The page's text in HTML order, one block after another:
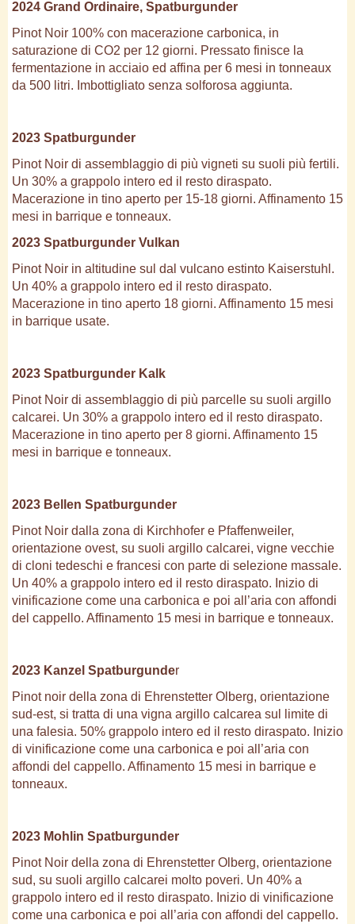
2024 Grand Ordinaire, Spatburgunder
Pinot Noir 100% con macerazione carbonica, in
saturazione di CO2 per 12 giorni. Pressato finisce la
fermentazione in acciaio ed affina per 6 mesi in tonneaux
da 500 litri. Imbottigliato senza solforosa aggiunta.
2023 Spatburgunder
Pinot Noir di assemblaggio di più vigneti su suoli più fertili.
Un 30% a grappolo intero ed il resto diraspato.
Macerazione in tino aperto per 15-18 giorni. Affinamento 15
mesi in barrique e tonneaux.
2023 Spatburgunder Vulkan
Pinot Noir in altitudine sul dal vulcano estinto Kaiserstuhl.
Un 40% a grappolo intero ed il resto diraspato.
Macerazione in tino aperto 18 giorni. Affinamento 15 mesi
in barrique usate.
2023 Spatburgunder Kalk
Pinot Noir di assemblaggio di più parcelle su suoli argillo
calcarei. Un 30% a grappolo intero ed il resto diraspato.
Macerazione in tino aperto per 8 giorni. Affinamento 15
mesi in barrique e tonneaux.
2023 Bellen Spatburgunder
Pinot Noir dalla zona di Kirchhofer e Pfaffenweiler,
orientazione ovest, su suoli argillo calcarei, vigne vecchie
di cloni tedeschi e francesi con parte di selezione massale.
Un 40% a grappolo intero ed il resto diraspato. Inizio di
vinificazione come una carbonica e poi all’aria con affondi
del cappello. Affinamento 15 mesi in barrique e tonneaux.
2023 Kanzel Spatburgunder
Pinot noir della zona di Ehrenstetter Olberg, orientazione
sud-est, si tratta di una vigna argillo calcarea sul limite di
una falesia. 50% grappolo intero ed il resto diraspato. Inizio
di vinificazione come una carbonica e poi all’aria con
affondi del cappello. Affinamento 15 mesi in barrique e
tonneaux.
2023 Mohlin Spatburgunder
Pinot Noir della zona di Ehrenstetter Olberg, orientazione
sud, su suoli argillo calcarei molto poveri. Un 40% a
grappolo intero ed il resto diraspato. Inizio di vinificazione
come una carbonica e poi all’aria con affondi del cappello.